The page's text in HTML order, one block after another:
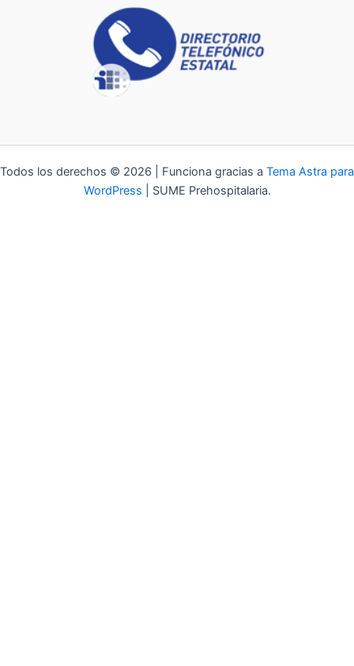
Todos los derechos © 2026 | Funciona gracias a Tema Astra para
WordPress | SUME Prehospitalaria.